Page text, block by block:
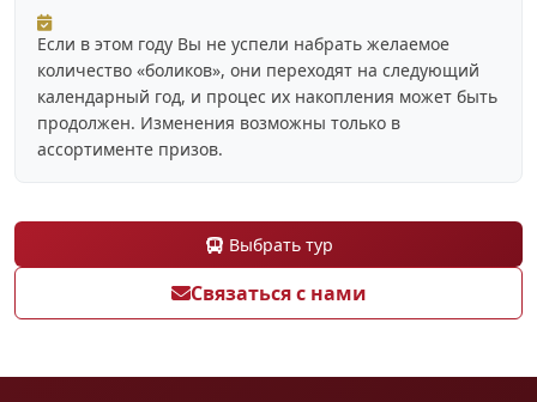
Если в этом году Вы не успели набрать желаемое
количество «боликов», они переходят на следующий
календарный год, и процес их накопления может быть
продолжен. Изменения возможны только в
ассортименте призов.
Выбрать тур
Связаться с нами